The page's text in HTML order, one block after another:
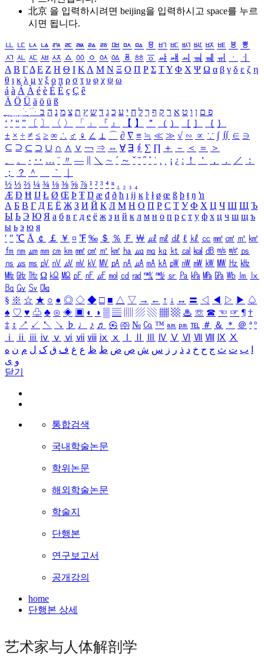
北京 을 입력하시려면 beijing을 입력하시고 space를 누르
시면 됩니다.
ㅥ ㅦ ㅧ ㅨ ㅩ ㅪ ㅫ ㅬ ㅭ ㅮ ㅯ ㅰ ㅱ ㅲ ㅳ ㅴ ㅵ ㅶ ㅷ ㅸ
ㅹ
ㅺ ㅻ ㅼ ㅽ ㅾ ㅿ ㆀ ㆁ ㆂ ㆃ ㆄ ㆅ ㆆ ㆇ ㆈ ㆉ ㆊ ㆋ ㆌ ㆍ
ㆎ
Α Β ΓΔ Ε Ζ Η Θ Ι ΚΛ Μ Ν Ξ Ο Π Ρ Σ ΤΥ Φ Χ Ψ Ω α β γ δ ε ζ η
θ ι κ λ μ ν ξ ο π ρ σ τ υ φ χ ψ ω
á à Á À é è É È ç Ç ê
Ä Ö Ü ä ö ü ß
ִֶֹ ֻּ ׁׂ פ ם ן ו ט א ר ק ף ך ל ח י ע כ ג ד ש ץ ת צ מ נ ה ב
‘ ’ “ ” 〔 〕 〈 〉 「 」 『 』 【 】 ＂ （ ） ［ ］ ｛ ｝
± × ÷ ≠ ≤ ≥ ∞ ∴ ♂ ♀ ∠ ⊥ ⌒ ∂ ∇ ≡ ≒ ≪ ≫ √ ∽ ∝ ∵ ∫ ∬ ∈ ∋
⊆ ⊇ ⊂ ⊃ ∪ ∩ ∧ ∨ ￢ ⇒ ⇔ ∀ ∃ ∮ ∑ ∏ ＋ － ＜ ＝
＞
、
。 · ‥ … ¨ 〃 ― ＼ ∼ ´ ～ ˇ ˘ ˝ ˚ ˙ ¸ ¡ ¿ ː ！ ＇ ， ． ／
：
；
？ ＾ ｀
½ ⅓ ⅔ ¼ ¾ ⅛ ⅜ ⅝ ⅞ ¹ ² ³ ⁴ ⁿ ₁ ₂ ₃ ₄
Æ Ð Ħ Ĳ Ł Ø Œ Þ Ŧ Ŋ æ đ ð ħ ı ĳ ĸ ŀ ł ø œ ß þ ŧ ŋ ŉ
А Б В Г Д Е Ё Ж З И Й К Л М Н О П Р С Т У Ф Х Ц Ч Ш Щ Ъ
Ы Ь Э Ю Я а б в г д е ё ж з и й к л м н о п р с т у ф х ц ч ш щ ъ
ы ь э ю я
′ ″ ℃ Å ￠ ￡ ￥ ¤ ℉ ‰ ＄ ％ Ｆ ￦ ㎕ ㎖ ㎗ ℓ ㎘ ㏄ ㎣ ㎤ ㎥ ㎦
㎙ ㎚ ㎛ ㎜ ㎝ ㎞ ㎟ ㎠ ㎡ ㎢ ㏊ ㎍ ㎎ ㎏ ㏏ ㎈ ㎉ ㏈ ㎧ ㎨ ㎰
㎱ ㎲ ㎳ ㎴ ㎵ ㎶ ㎷ ㎸ ㎹ ㎀ ㎁ ㎂ ㎃ ㎄ ㎺ ㎻ ㎽ ㎾ ㎿ ㎐ ㎑
㎒ ㎓ ㎔ Ω ㏀ ㏁ ㎊ ㎋ ㎌ ㏖ ㏅ ㎭ ㎮ ㎯ ㏛ ㎩ ㎪ ㎫ ㎬ ㏝ ㏐
㏓
㏃ ㏉ ㏜ ㏆
§ ※ ☆ ★ ○ ● ◎ ◇ ◆ □ ■ △ ▽ → ← ↑ ↓ ↔ 〓 ◁ ◀ ▷ ▶ ♤
♠ ♡ ♥ ♧ ♣ ⊙ ◈ ▣ ◐ ◑ ▒ ▤ ▨ ▧ ▦ ▩ ♨ ☏ ☎ ☜ ☞ ¶ †
‡ ↕ ↗ ↙ ↖ ↘ ♭ ♩ ♪ ♬ ㉿ ㈜ № ㏇ ™ ㏂ ㏘ ℡ ＃ ＆ ＊ ＠ ª º
ⅰ
ⅱ ⅲ ⅳ ⅴ ⅵ ⅶ ⅷ ⅸ ⅹ Ⅳ Ⅴ Ⅵ Ⅶ Ⅷ Ⅸ Ⅹ
ب ت ث ج ح خ د ذ ر ز س ش ص ض ط ظ ع غ ف ق ک ل م ن ه
و ی
닫기
통합검색
국내학술논문
학위논문
해외학술논문
학술지
단행본
연구보고서
공개강의
home
단행본 상세
艺术家与人体解剖学